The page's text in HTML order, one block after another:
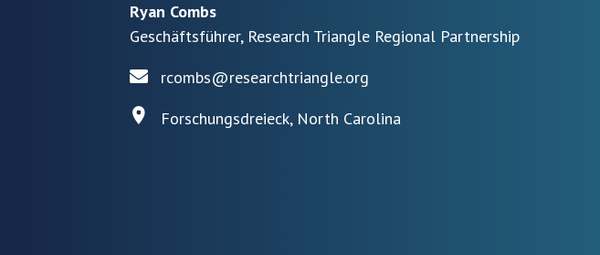
Ryan Combs
Geschäftsführer, Research Triangle Regional Partnership
rcombs@researchtriangle.org
Forschungsdreieck, North Carolina